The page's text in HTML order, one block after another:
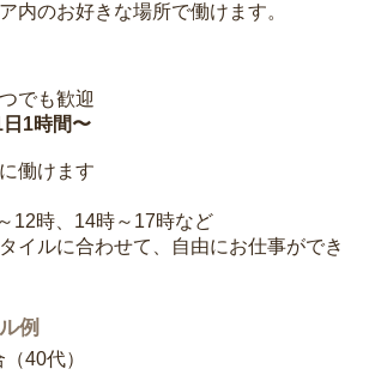
内のお好きな場所で働けます。
でも歓迎
1時間〜
働けます
12時、14時～17時など
イルに合わせて、自由にお仕事ができ
例
40代）